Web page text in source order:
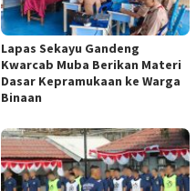
Lapas Sekayu Gandeng
Kwarcab Muba Berikan Materi
Dasar Kepramukaan ke Warga
Binaan